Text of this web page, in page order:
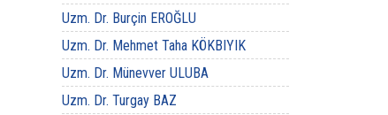
Uzm. Dr. Burçin EROĞLU
Uzm. Dr. Mehmet Taha KÖKBIYIK
Uzm. Dr. Münevver ULUBA
Uzm. Dr. Turgay BAZ